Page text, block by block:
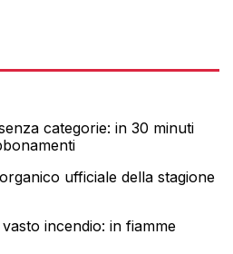
categorie: in 30 minuti
ufficiale della stagione
incendio: in fiamme